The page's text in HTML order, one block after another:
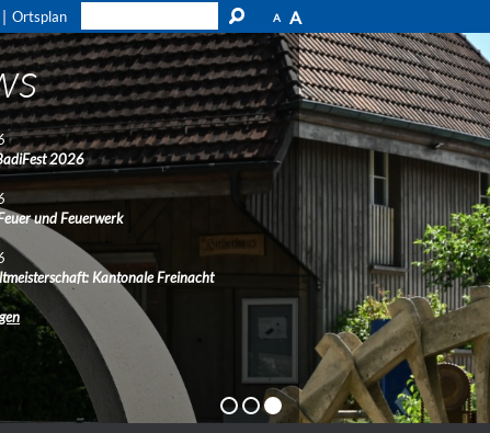
A A
Ortsplan
2026
und Feuerwerk
Kantonale Freinacht